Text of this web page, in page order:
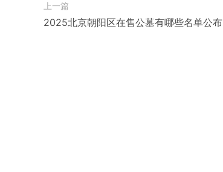
上一篇
2025北京朝阳区在售公墓有哪些名单公布